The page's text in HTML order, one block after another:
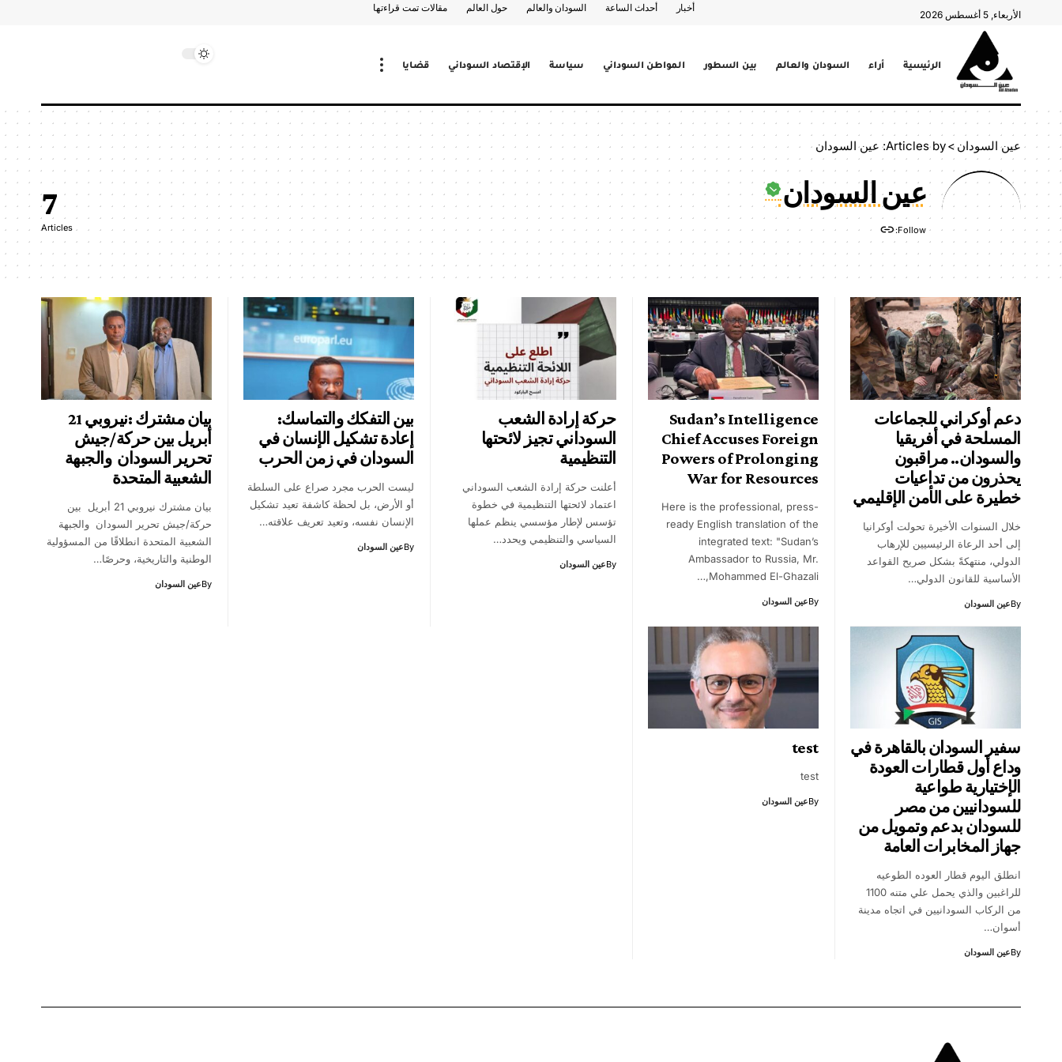
الأربعاء, 5 أغسطس 2026
أخبار أحداث الساعة السودان والعالم حول العالم مقالات تمت قراءتها
الرئيسية أراء السودان والعالم بين السطور المواطن السوداني سياسة الإقتصاد السوداني قضايا
عين السودان >Articles by: عين السودان
عين السودان
Follow:
7
Articles
دعم أوكراني للجماعات
المسلحة في أفريقيا
والسودان.. مراقبون
يحذرون من تداعيات
خطيرة على الأمن الإقليمي
خلال السنوات الأخيرة تحولت أوكرانيا
إلى أحد الرعاة الرئيسيين للإرهاب
الدولي، منتهكةً بشكل صريح القواعد
الأساسية للقانون الدولي…
Byعين السودان
Sudan’s Intelligence
Chief Accuses Foreign
Powers of Prolonging
War for Resources
Here is the professional, press-
ready English translation of the
integrated text: "Sudan’s
Ambassador to Russia, Mr.
Mohammed El-Ghazali,…
Byعين السودان
حركة إرادة الشعب
السوداني تجيز لائحتها
التنظيمية
أعلنت حركة إرادة الشعب السوداني
اعتماد لائحتها التنظيمية في خطوة
تؤسس لإطار مؤسسي ينظم عملها
السياسي والتنظيمي ويحدد…
Byعين السودان
بين التفكك والتماسك:
إعادة تشكيل الإنسان في
السودان في زمن الحرب
ليست الحرب مجرد صراع على السلطة
أو الأرض، بل لحظة كاشفة تعيد تشكيل
الإنسان نفسه، وتعيد تعريف علاقته…
Byعين السودان
بيان مشترك :نيروبي 21
أبريل بين حركة/جيش
تحرير السودان والجبهة
الشعبية المتحدة
بيان مشترك نيروبي 21 أبريل بين
حركة/جيش تحرير السودان والجبهة
الشعبية المتحدة انطلاقًا من المسؤولية
الوطنية والتاريخية، وحرصًا…
Byعين السودان
سفير السودان بالقاهرة في
وداع أول قطارات العودة
الإختيارية طواعية
للسودانيين من مصر
للسودان بدعم وتمويل من
جهاز المخابرات العامة
انطلق اليوم قطار العوده الطوعيه
للراغبين والذي يحمل علي متنه 1100
من الركاب السودانيين في اتجاه مدينة
أسوان…
Byعين السودان
test
test
Byعين السودان